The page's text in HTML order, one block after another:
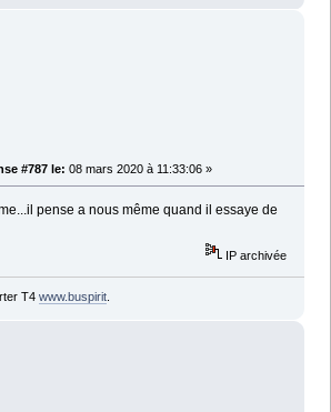
#787 le: 08 mars 2020 à 11:33:06 »
pense a nous même quand il essaye de
IP archivée
T4 www.buspirit.